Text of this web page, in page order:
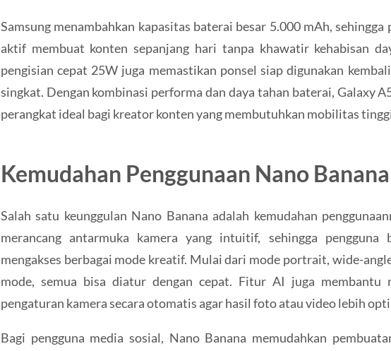
Samsung menambahkan kapasitas baterai besar 5.000 mAh, sehingga
aktif membuat konten sepanjang hari tanpa khawatir kehabisan
pengisian cepat 25W juga memastikan ponsel siap digunakan
singkat. Dengan kombinasi performa dan daya tahan baterai, Galaxy
perangkat ideal bagi kreator konten yang membutuhkan mobilitas
Kemudahan Penggunaan Nano Banana
Salah satu keunggulan Nano Banana adalah kemudahan
merancang antarmuka kamera yang intuitif, sehingga pengguna
mengakses berbagai mode kreatif. Mulai dari mode portrait, wide-
mode, semua bisa diatur dengan cepat. Fitur AI juga membantu
pengaturan kamera secara otomatis agar hasil foto atau video lebih
Bagi pengguna media sosial, Nano Banana memudahkan